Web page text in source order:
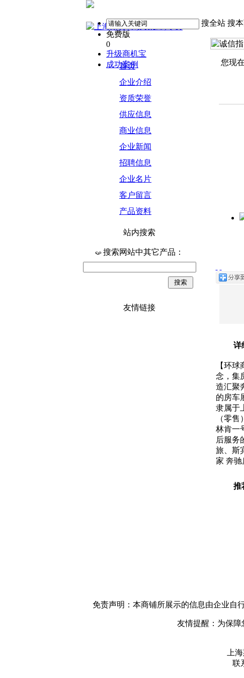
搜全站 搜
免费版
0
升级商机宝
成功案例
首页
企业介绍
资质荣誉
供应信息
商业信息
企业新闻
招聘信息
企业名片
客户留言
产品资料
站内搜索
搜索网站中其它产品：
友情链接
您现
详
【环
念，集
造汇聚
的房车
隶属于
（零
林肯一
后服务
旅、斯
家 奔
推
免责声明：本商铺所展示的信息由企业自
友情提醒：为保障
上
联